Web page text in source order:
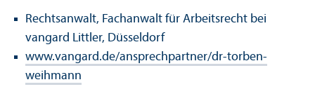
Rechts­anwalt, Fach­anwalt für Arbeits­recht bei
vangard Littler, Düsseldorf
www.vangard.de/ansprech­partner/dr-torben-
weihmann